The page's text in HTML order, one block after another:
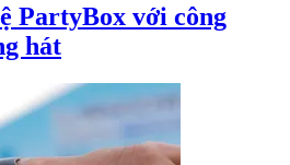
PartyBox với công
hát